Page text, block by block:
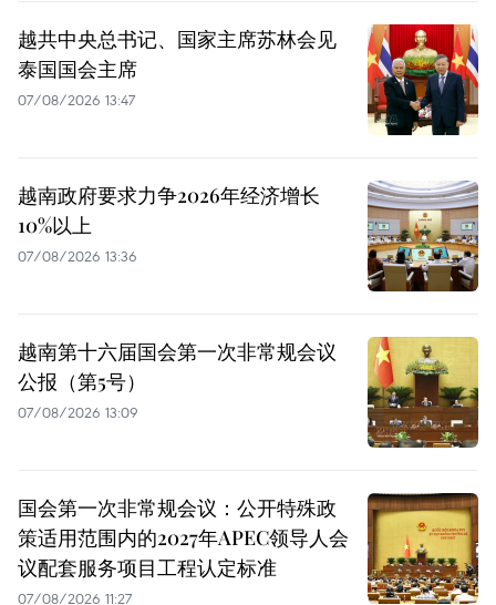
越共中央总书记、国家主席苏林会见
泰国国会主席
07/08/2026 13:47
越南政府要求力争2026年经济增长
10%以上
07/08/2026 13:36
越南第十六届国会第一次非常规会议
公报（第5号）
07/08/2026 13:09
国会第一次非常规会议：公开特殊政
策适用范围内的2027年APEC领导人会
议配套服务项目工程认定标准
07/08/2026 11:27